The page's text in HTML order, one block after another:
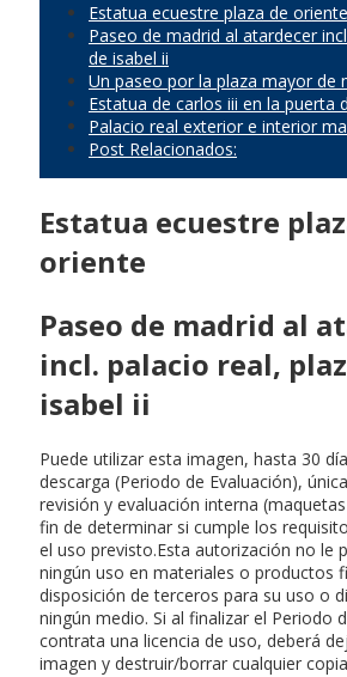
Estatua ecuestre plaza de oriente
Paseo de madrid al atardecer
de isabel ii
Un paseo por la plaza mayor de
Estatua de carlos iii en la puerta
Palacio real exterior e interior
Post Relacionados:
Estatua ecuestre
oriente
Paseo de madrid al
incl. palacio real,
isabel ii
Puede utilizar esta imagen, hasta 30
descarga (Periodo de Evaluación),
revisión y evaluación interna
fin de determinar si cumple los
el uso previsto.Esta autorización no le
ningún uso en materiales o productos
disposición de terceros para su uso o
ningún medio. Si al finalizar el Periodo
contrata una licencia de uso, deberá
imagen y destruir/borrar cualquier